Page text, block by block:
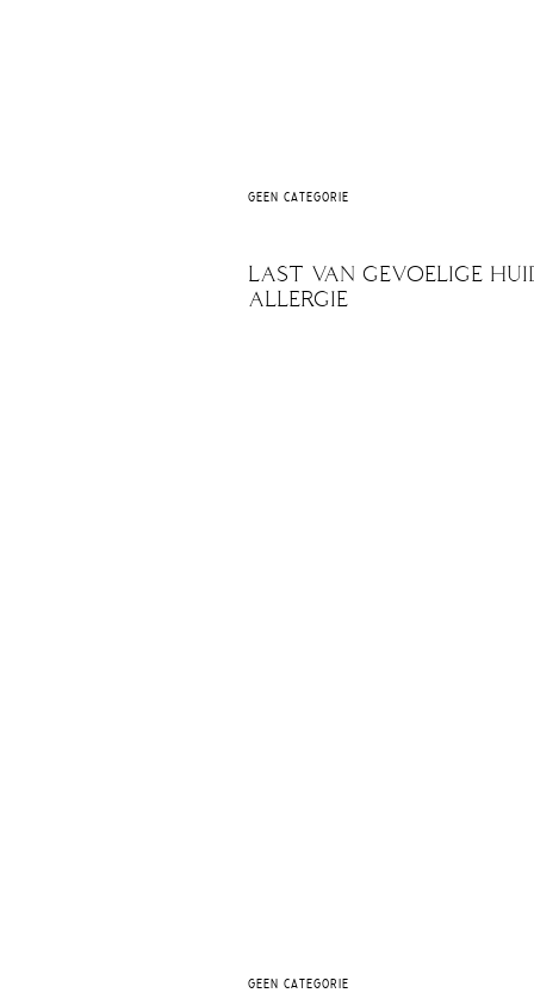
GEEN CATEGORIE
LAST VAN GEVOELIGE
ALLERGIE
GEEN CATEGORIE